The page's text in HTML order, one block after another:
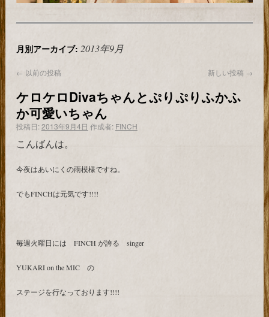
月別アーカイブ: 2013年9月
← 以前の投稿 新しい投稿 →
ケロケロDivaちゃんとぷりぷりふかふ
か可愛いちゃん
投稿日:2013年9月4日 作成者: FINCH
こんばんは。
今夜はあいにくの雨模様ですね。
でもFINCHは元気です!!!!
毎週火曜日には FINCH が誇る singer
YUKARI on the MIC の
ステージを行なっております!!!!